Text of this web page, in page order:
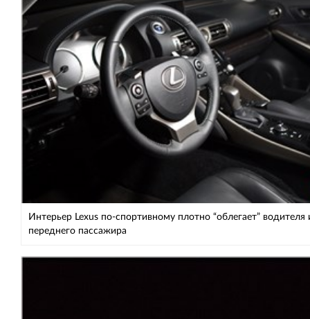
Интерьер Lexus по-спортивному плотно “облегает” водителя
переднего пассажира